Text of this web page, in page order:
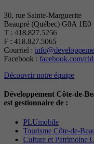
30, rue Sainte-Marguerite
Beaupré (Québec) G0A 1E0
T : 418.827.5256
F : 418.827.5065
Courriel :
Facebook : facebook.com/
Découvrir notre équipe
Développement Côte-de-
est gestionnaire de :
PLUmobile
Tourisme Côte-de-
Culture et Patrimoine